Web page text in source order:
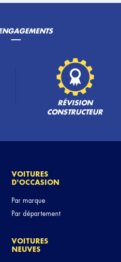
RÉVISION
CONSTRUCTEUR
VOITURES
D'OCCASION
Par marque
Par département
VOITURES
NEUVES